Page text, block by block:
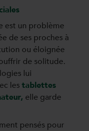
est un problème
de ses proches à
ou éloignée
de solitude.
lui
les tablettes
, elle garde
pensés pour